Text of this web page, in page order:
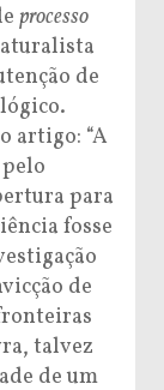
processo
de
artigo: “A
para
fosse
de
talvez
de um